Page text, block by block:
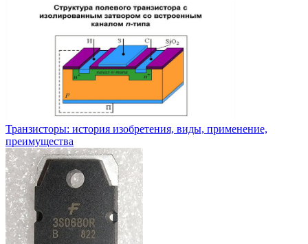
Транзисторы: история изобретения, виды, применение,
преимущества